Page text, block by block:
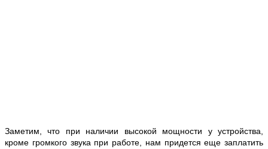
Заметим, что при наличии высокой мощности у устройства,
кроме громкого звука при работе, нам придется еще заплатить